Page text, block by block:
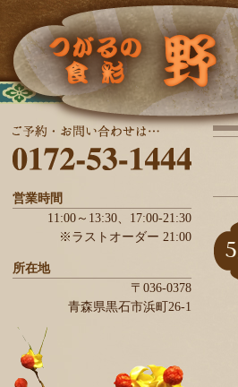
営業時間
11:00～13:30、 17:00-21:30
※ラストオーダー 21:00
所在地
〒036-0378
青森県黒石市浜町26-1
5